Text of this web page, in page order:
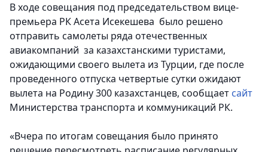
В ходе совещания под председательством вице-
премьера РК Асета Исекешева было решено
отправить самолеты ряда отечественных
авиакомпаний за казахстанскими туристами,
ожидающими своего вылета из Турции, где после
проведенного отпуска четвертые сутки ожидают
вылета на Родину 300 казахстанцев, сообщает сайт
Министерства транспорта и коммуникаций РК.
«Вчера по итогам совещания было принято